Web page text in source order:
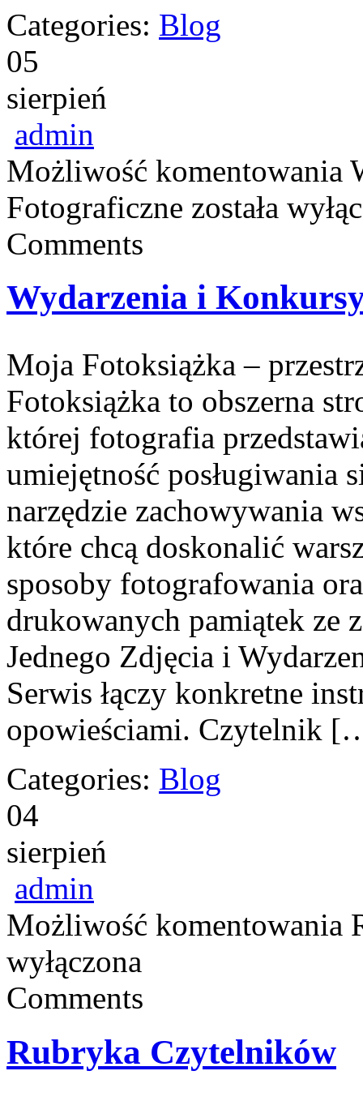
Categories: Blog
05
sierpień
admin
Możliwość komentowania
Fotograficzne została
Comments
Wydarzenia i
Moja Fotoksiążka –
Fotoksiążka to obszerna
której fotografia
umiejętność posługiwania
narzędzie zachowywania
które chcą doskonalić
sposoby fotografowania
drukowanych pamiątek ze
Jednego Zdjęcia i
Serwis łączy konkretne
opowieściami. Czytelnik
Categories: Blog
04
sierpień
admin
Możliwość komentowania
wyłączona
Comments
Rubryka Czytelników